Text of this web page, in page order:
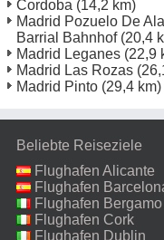
Cordoba (14,2 km)
Madrid Pozuelo De
Barrial Bahnhof(20,4
Madrid Leganes (22,9
Madrid Las Rozas
Madrid Pinto (29,4 km)
Beliebte Reiseziele
Flughafen Alicante
Flughafen
Flughafen Bergamo
Flughafen Cork
Flughafen Dublin